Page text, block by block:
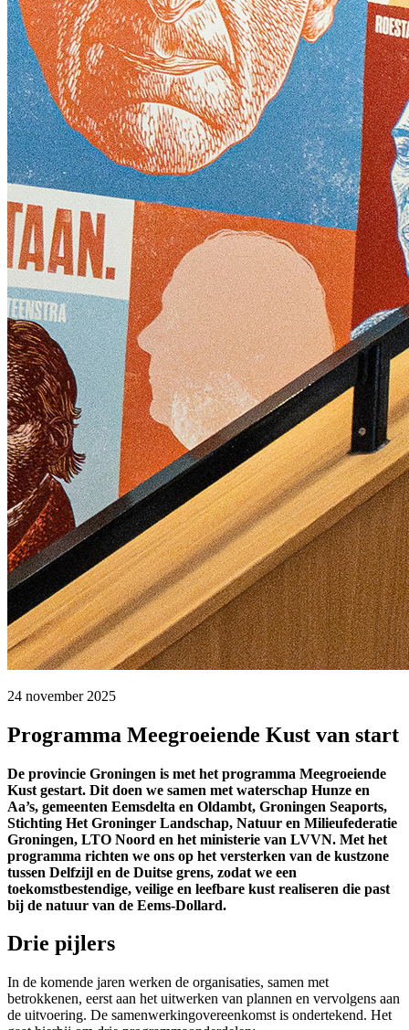
24 november 2025
Programma Meegroeiende Kust van start
De provincie Groningen is met het programma Meegroeiende
Kust gestart. Dit doen we samen met waterschap Hunze en
Aa’s, gemeenten Eemsdelta en Oldambt, Groningen Seaports,
Stichting Het Groninger Landschap, Natuur en Milieufederatie
Groningen, LTO Noord en het ministerie van LVVN. Met het
programma richten we ons op het versterken van de kustzone
tussen Delfzijl en de Duitse grens, zodat we een
toekomstbestendige, veilige en leefbare kust realiseren die past
bij de natuur van de Eems-Dollard.
Drie pijlers
In de komende jaren werken de organisaties, samen met
betrokkenen, eerst aan het uitwerken van plannen en vervolgens aan
de uitvoering. De samenwerkingovereenkomst is ondertekend. Het